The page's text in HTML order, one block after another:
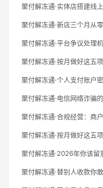
聚付解冻通·实体店搭建线
聚付解冻通·新店三个月从
聚付解冻通·平台争议处理
聚付解冻通·按月做好这五
聚付解冻通·个人支付账户
聚付解冻通·电信网络诈骗
聚付解冻通·合规经营：商
聚付解冻通·按月做好这五
聚付解冻通·2026年你该留
聚付解冻通·替别人收款你